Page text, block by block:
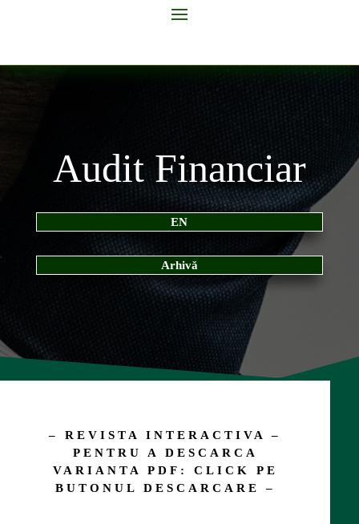
Audit Financiar
EN
Arhivă
– REVISTA INTERACTIVA –
PENTRU A DESCARCA
VARIANTA PDF: CLICK PE
BUTONUL DESCARCARE –